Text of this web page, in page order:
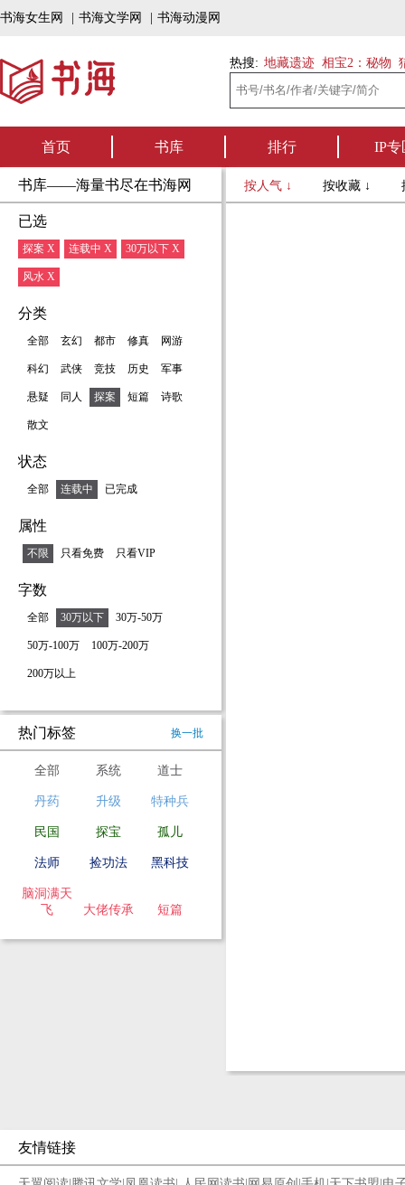
书海女生网 书海文学网 书海动漫网
热搜: 地藏遗迹 相宝2：秘物
首页 书库 排行 IP专
书库——海量书尽在书海网
已选
探案 X 连载中 X 30万以下 X
风水 X
分类
全部 玄幻 都市 修真 网游
科幻 武侠 竞技 历史 军事
悬疑 同人 探案 短篇 诗歌
散文
状态
全部 连载中 已完成
属性
不限 只看免费 只看VIP
字数
全部 30万以下 30万-50万
50万-100万 100万-200万
200万以上
热门标签 换一批
全部 系统 道士
丹药 升级 特种兵
民国 探宝 孤儿
法师 捡功法 黑科技
脑洞满天
飞
大佬传承 短篇
按人气 ↓ 按收藏 ↓
友情链接